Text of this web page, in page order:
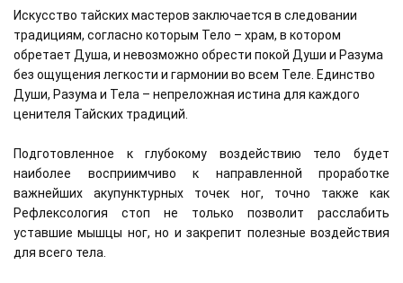
Искусство тайских мастеров заключается в следовании
традициям, согласно которым Тело – храм, в котором
обретает Душа, и невозможно обрести покой Души и Разума
без ощущения легкости и гармонии во всем Теле. Единство
Души, Разума и Тела – непреложная истина для каждого
ценителя Тайских традиций.
Подготовленное к глубокому воздействию тело будет
наиболее восприимчиво к направленной проработке
важнейших акупунктурных точек ног, точно также как
Рефлексология стоп не только позволит расслабить
уставшие мышцы ног, но и закрепит полезные воздействия
для всего тела.